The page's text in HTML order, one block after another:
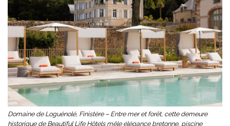
Domaine de Loguénolé, Finistère – Entre mer et forêt, cette demeure
historique de Beautiful Life Hôtels mêle élégance bretonne, piscine